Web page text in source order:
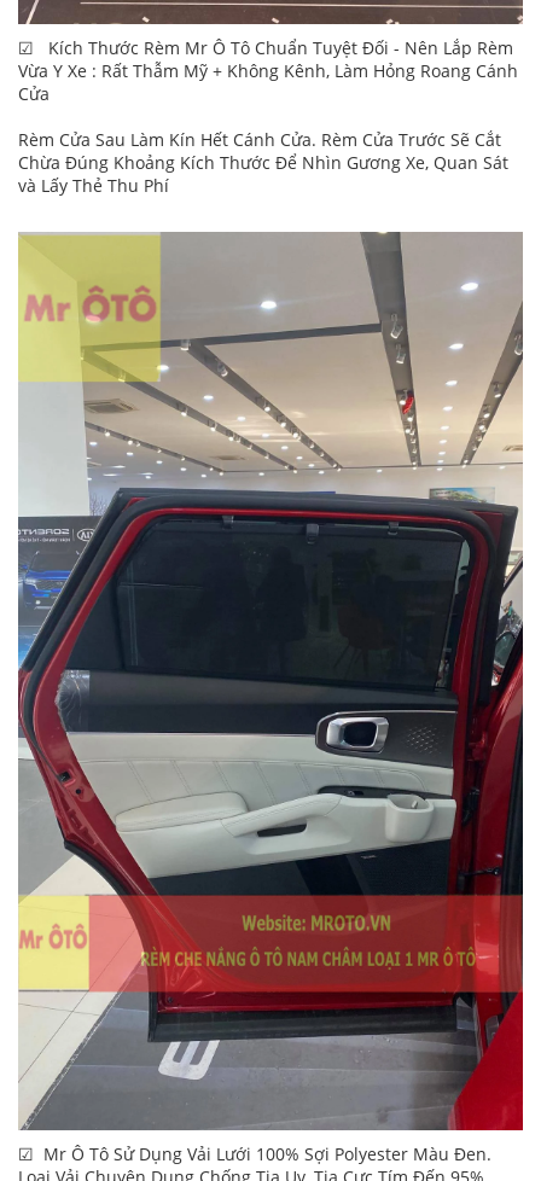
☑ Kích Thước Rèm Mr Ô Tô Chuẩn Tuyệt Đối - Nên Lắp Rèm
Vừa Y Xe : Rất Thẫm Mỹ + Không Kênh, Làm Hỏng Roang Cánh
Cửa
Rèm Cửa Sau Làm Kín Hết Cánh Cửa. Rèm Cửa Trước Sẽ Cắt
Chừa Đúng Khoảng Kích Thước Để Nhìn Gương Xe, Quan Sát
và Lấy Thẻ Thu Phí
☑ Mr Ô Tô Sử Dụng Vải Lưới 100% Sợi Polyester Màu Đen.
Loại Vải Chuyên Dụng Chống Tia Uv, Tia Cực Tím Đến 95%.